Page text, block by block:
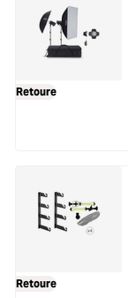
Retoure
Retoure